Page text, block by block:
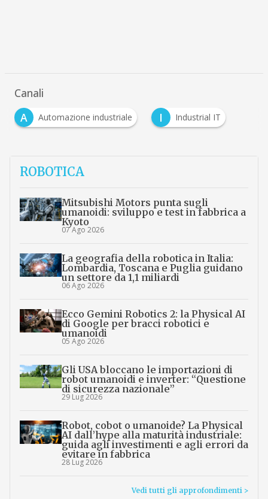
Canali
A
Automazione industriale I Industrial IT
ROBOTICA
Mitsubishi Motors punta sugli
umanoidi: sviluppo e test in fabbrica a
Kyoto
07 Ago 2026
La geografia della robotica in Italia:
Lombardia, Toscana e Puglia guidano
un settore da 1,1 miliardi
06 Ago 2026
Ecco Gemini Robotics 2: la Physical AI
di Google per bracci robotici e
umanoidi
05 Ago 2026
Gli USA bloccano le importazioni di
robot umanoidi e inverter: “Questione
di sicurezza nazionale”
29 Lug 2026
Robot, cobot o umanoide? La Physical
AI dall’hype alla maturità industriale:
guida agli investimenti e agli errori da
evitare in fabbrica
28 Lug 2026
Vedi tutti gli approfondimenti >